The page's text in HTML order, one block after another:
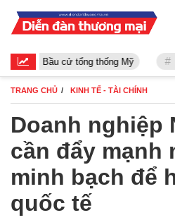
Bầu cử tổng thống Mỹ
TRANG CHỦ KINH TẾ - TÀI CHÍNH
Doanh nghiệp
cần đẩy mạnh
minh bạch để
quốc tế